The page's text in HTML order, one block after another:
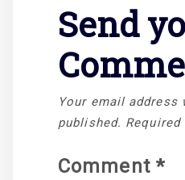
Send
Your email address
published.
Comment *